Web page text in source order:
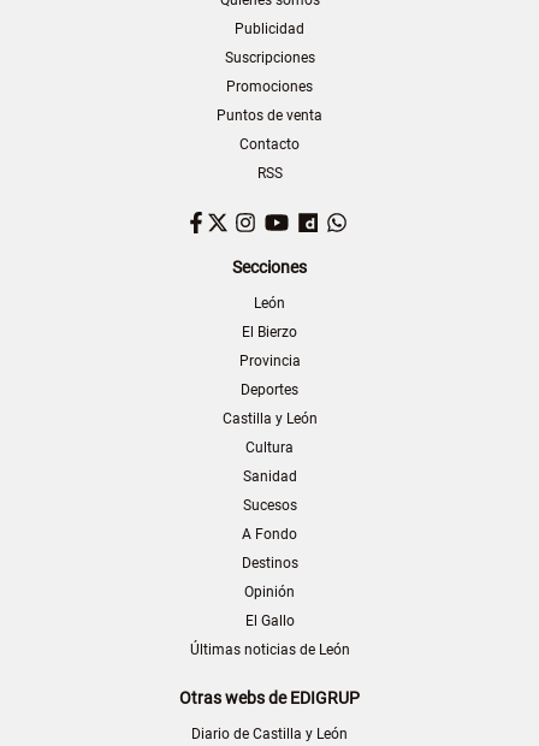
Publicidad
Suscripciones
Promociones
Puntos de venta
Contacto
RSS
Facebook
TwitterInstagram
YouTubeDailymotion
Secciones
León
El Bierzo
Provincia
Deportes
Castilla y León
Cultura
Sanidad
Sucesos
A Fondo
Destinos
Opinión
El Gallo
Últimas noticias de León
Otras webs de EDIGRUP
Diario de Castilla y León